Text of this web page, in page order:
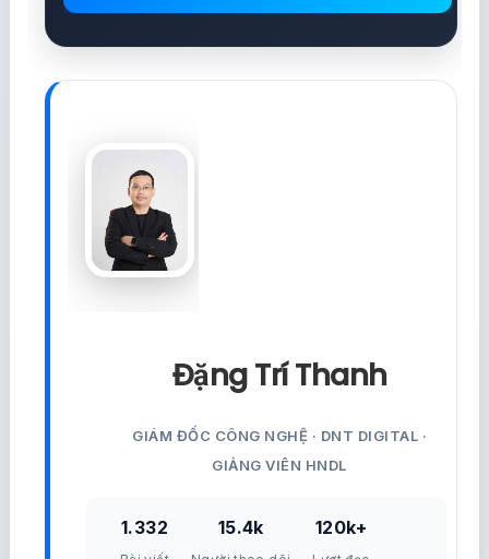
Đặng Trí Thanh
GIÁM ĐỐC CÔNG NGHỆ · DNT DIGITAL ·
GIẢNG VIÊN HNDL
1.332 15.4k 120k+